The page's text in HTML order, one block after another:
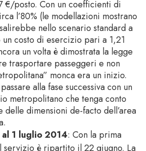
€/posto. Con un coefficienti di
l’80% (le modellazioni mostrano
nello scenario standard a
un costo di esercizio pari a 1,21
un volta è dimostrata la legge
trasportare passeggeri e non
monca era un inizio.
alla fase successiva con un
metropolitano che tenga conto
delle dimensioni de-facto dell’area
1 luglio 2014: Con la prima
servizio è ripartito il 22 giugno. La